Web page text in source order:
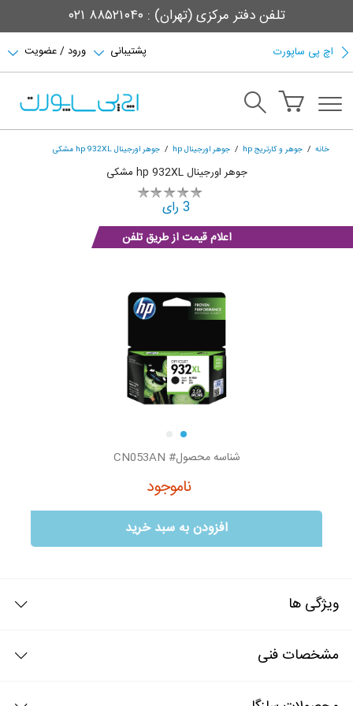
تلفن دفتر مرکزی (تهران) : ۸۸۵۲۱۰۴۰ ۰۲۱
اچ پی ساپورت ورود / عضویت پشتیبانی
خانه جوهر و کارتریج hp جوهر اورجینال hp جوهر اورجینال hp 932XL مشکی
جوهر اورجینال hp 932XL مشکی
3 رای
اعلام قیمت از طریق تلفن
شناسه محصول# CN053AN
ناموجود
افزودن به سبد خرید
ویژگی ها
مشخصات فنی